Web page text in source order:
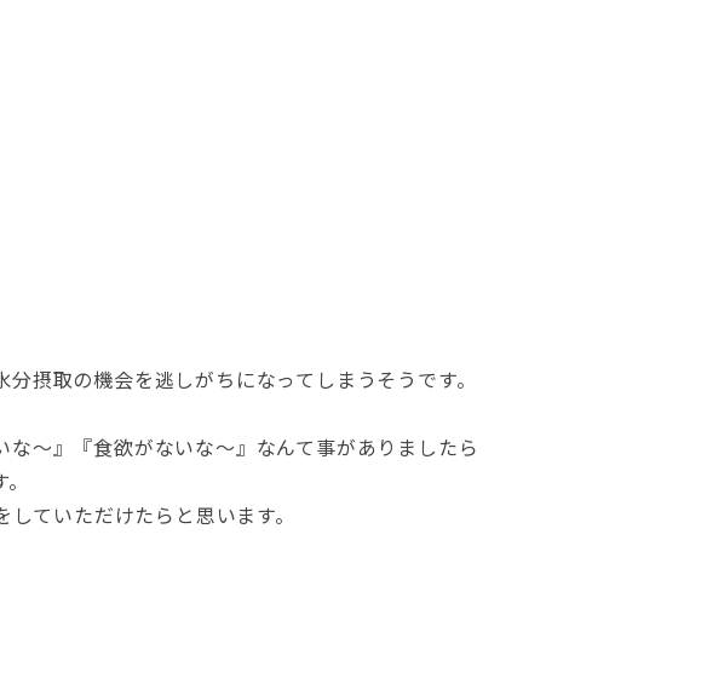
摂取の機会を逃しがちになってしまうそうです。
～』『食欲がないな～』なんて事がありましたら
ていただけたらと思います。